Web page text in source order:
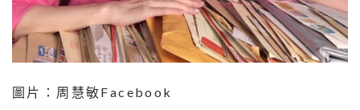
圖片：周慧敏Facebook